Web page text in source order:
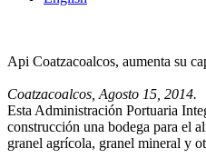
Api Coatzacoalcos, aumenta su
Coatzacoalcos, Agosto 15, 2014.
Esta Administración Portuaria
construcción una bodega para el
granel agrícola, granel mineral y